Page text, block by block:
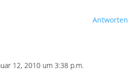
Antworten
12, 2010 um 3:38 p.m.